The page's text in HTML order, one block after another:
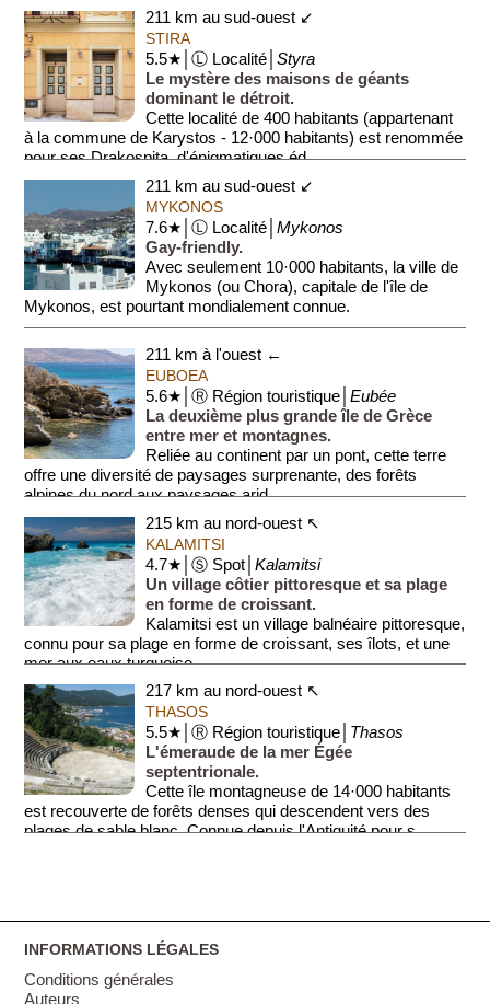
211 km au sud-ouest ↙
STIRA
5.5★│Ⓛ Localité│Styra
Le mystère des maisons de géants
dominant le détroit.
Cette localité de 400 habitants (appartenant
à la commune de Karystos - 12·000 habitants) est renommée
pour ses Drakospita, d'énigmatiques éd...
211 km au sud-ouest ↙
MYKONOS
7.6★│Ⓛ Localité│Mykonos
Gay-friendly.
Avec seulement 10·000 habitants, la ville de
Mykonos (ou Chora), capitale de l'île de
Mykonos, est pourtant mondialement connue.
La ville est fidèle à son image de carte postale...
211 km à l'ouest ←
EUBOEA
5.6★│Ⓡ Région touristique│Eubée
La deuxième plus grande île de Grèce
entre mer et montagnes.
Reliée au continent par un pont, cette terre
offre une diversité de paysages surprenante, des forêts
alpines du nord aux paysages arid...
215 km au nord-ouest ↖
KALAMITSI
4.7★│Ⓢ Spot│Kalamitsi
Un village côtier pittoresque et sa plage
en forme de croissant.
Kalamitsi est un village balnéaire pittoresque,
connu pour sa plage en forme de croissant, ses îlots, et une
mer aux eaux turquoise....
217 km au nord-ouest ↖
THASOS
5.5★│Ⓡ Région touristique│ Thasos
L'émeraude de la mer Égée
septentrionale.
Cette île montagneuse de 14·000 habitants
est recouverte de forêts denses qui descendent vers des
plages de sable blanc. Connue depuis l'Antiquité pour s...
INFORMATIONS LÉGALES
Conditions générales
Auteurs